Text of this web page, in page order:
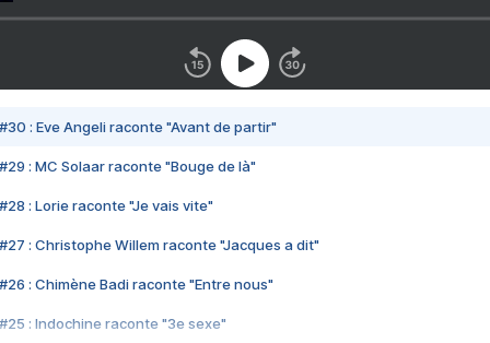
#30 : Eve Angeli raconte "Avant de partir"
#29 : MC Solaar raconte "Bouge de là"
#28 : Lorie raconte "Je vais vite"
#27 : Christophe Willem raconte "Jacques a dit"
#26 : Chimène Badi raconte "Entre nous"
#25 : Indochine raconte "3e sexe"